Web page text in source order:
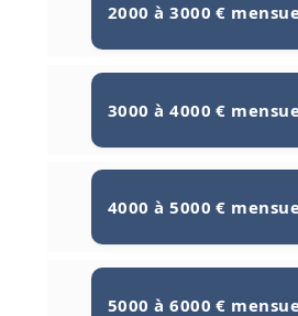
2000 à 3000 €
3000 à 4000 €
4000 à 5000 €
5000 à 6000 €